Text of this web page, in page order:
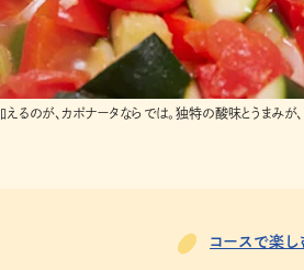
るのが、カポナータならでは。独特の酸味とうまみが
コースで楽し